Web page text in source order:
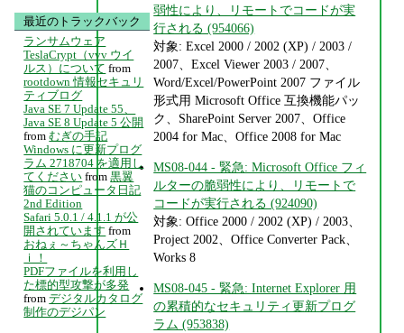
弱性により、リモートでコードが実
行される (954066)
対象: Excel 2000 / 2002 (XP) / 2003 /
2007、Excel Viewer 2003 / 2007、
Word/Excel/PowerPoint 2007 ファイル
形式用 Microsoft Office 互換機能パッ
ク、SharePoint Server 2007、Office
2004 for Mac、Office 2008 for Mac
MS08-044 - 緊急: Microsoft Office フィ
ルターの脆弱性により、リモートで
コードが実行される (924090)
対象: Office 2000 / 2002 (XP) / 2003、
Project 2002、Office Converter Pack、
Works 8
MS08-045 - 緊急: Internet Explorer 用
の累積的なセキュリティ更新プログ
ラム (953838)
最近のトラックバック
ランサムウェア
TeslaCrypt（vvv ウイ
ルス）について from
rootdown 情報セキュリ
ティブログ
Java SE 7 Update 55、
Java SE 8 Update 5 公開
from むぎの手記
Windows に更新プログ
ラム 2718704 を適用し
てください from 黒翼
猫のコンピュータ日記
2nd Edition
Safari 5.0.1 / 4.1.1 が公
開されています from
おねぇ～ちゃんズＨ
ｉ！
PDFファイルを利用し
た標的型攻撃が多発
from デジタルカタログ
制作のデジパン